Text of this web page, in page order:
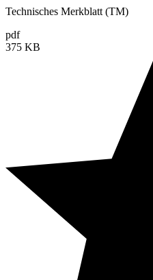
Technisches Merkblatt (TM)
pdf
375 KB